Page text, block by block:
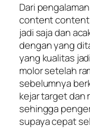
Dari
content content
jadi saja dan
dengan yang
yang kualitas
molor setelah
sebelumnya
kejar target dan
sehingga
supaya cepat